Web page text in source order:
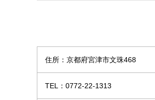
住所：京都府宮津市文珠468
TEL：0772-22-1313